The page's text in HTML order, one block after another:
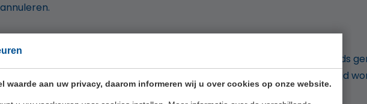
waarde aan uw privacy, daarom informeren wij u over cookies op onze website.
of overeenkomst kunnen administratiekosten en eventueel reeds
rekening worden gebracht. Annuleringen binnen 24 uur voor de starttijd
rittenkaarten.